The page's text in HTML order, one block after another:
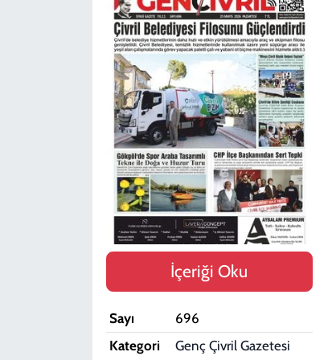
İçeriği Oku
Sayı
696
Kategori
Genç Çivril Gazetesi
TEKNOLOJİ